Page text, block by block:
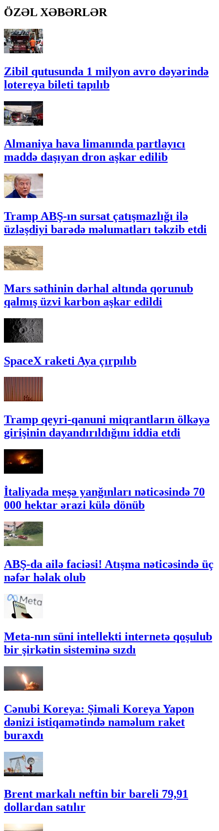
ÖZƏL XƏBƏRLƏR
Zibil qutusunda 1 milyon avro dəyərində
lotereya bileti tapılıb
Almaniya hava limanında partlayıcı
maddə daşıyan dron aşkar edilib
Tramp ABŞ-ın sursat çatışmazlığı ilə
üzləşdiyi barədə məlumatları təkzib etdi
Mars səthinin dərhal altında qorunub
qalmış üzvi karbon aşkar edildi
SpaceX raketi Aya çırpılıb
Tramp qeyri-qanuni miqrantların ölkəyə
girişinin dayandırıldığını iddia etdi
İtaliyada meşə yanğınları nəticəsində 70
000 hektar ərazi külə dönüb
ABŞ-da ailə faciəsi! Atışma nəticəsində üç
nəfər həlak olub
Meta-nın süni intellekti internetə qoşulub
bir şirkətin sisteminə sızdı
Cənubi Koreya: Şimali Koreya Yapon
dənizi istiqamətində naməlum raket
buraxdı
Brent markalı neftin bir bareli 79,91
dollardan satılır